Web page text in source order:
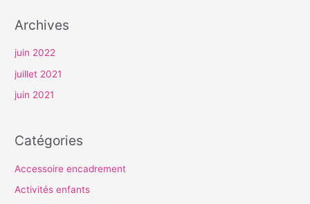
Archives
juin 2022
juillet 2021
juin 2021
Catégories
Accessoire encadrement
Activités enfants